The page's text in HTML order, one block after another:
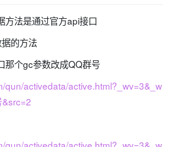
方法是通过官方api接口
的方法
那个gc参数改成QQ群号
qun/activedata/active.html?_wv=3&_w